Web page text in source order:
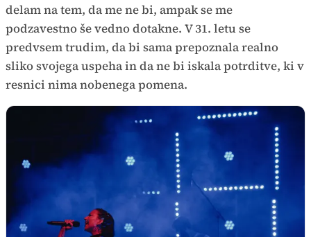
delam na tem, da me ne bi, ampak se me
podzavestno še vedno dotakne. V 31. letu se
predvsem trudim, da bi sama prepoznala realno
sliko svojega uspeha in da ne bi iskala potrditve, ki v
resnici nima nobenega pomena.